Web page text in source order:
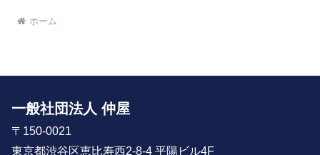
ホーム
一般社団法人 仲屋
〒150-0021
東京都渋谷区恵比寿西2-8-4 平陽ビル4F